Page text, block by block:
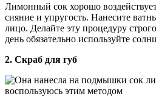
Лимонный сок хорошо
сияние и упругость. Нанесите
лицо. Делайте эту процедуру
день обязательно используйте
2. Скраб для губ